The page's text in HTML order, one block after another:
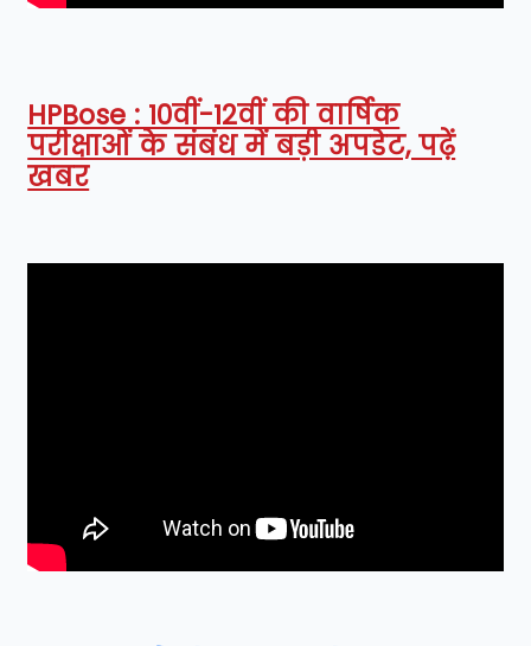
HPBose : 10वीं-12वीं की वार्षिक
परीक्षाओं के संबंध में बड़ी अपडेट, पढ़ें
खबर